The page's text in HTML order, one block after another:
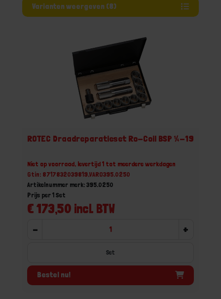
Varianten weergeven (8)
ROTEC Draadreparatieset Ro-Coil BSP ¼-19
Niet op voorraad, levertijd 1 tot meerdere werkdagen
Gtin: 8717832039819,VARO395.0250
Artikelnummer merk: 395.0250
€ 173,50 incl. BTW
Prijs per 1 Set
- +
Set
Bestel nu!